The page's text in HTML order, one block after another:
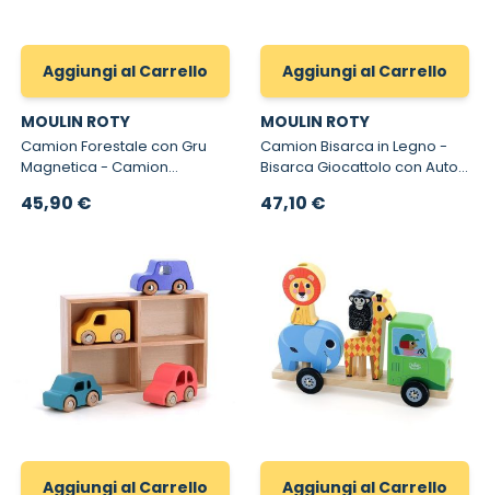
Aggiungi al Carrello
MOULIN ROTY
Camion Forestale con Gru
Magnetica - Camion
Accessori
45,90 €
Aggiungi al Carrello
MOULIN ROTY
Camion Bisarca in Legno -
Bisarca Giocattolo con Auto
47,10 €
Aggiungi al Carrello Aggiungi al Carrello